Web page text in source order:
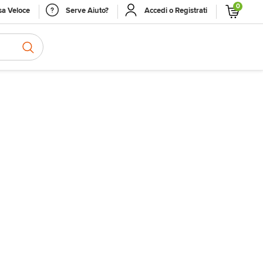
Veloce Serve Aiuto? Accedi o Registrati 0